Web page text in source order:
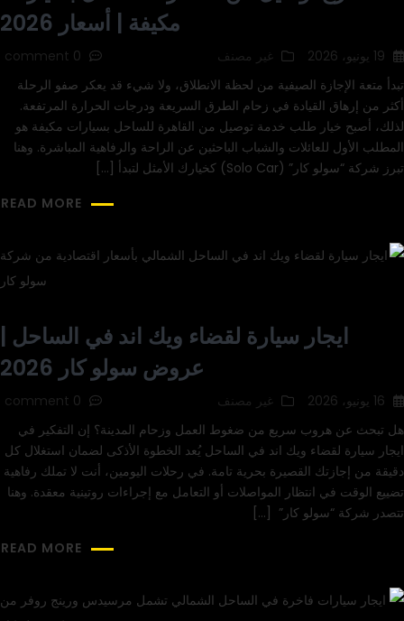
مكيفة | أسعار 2026
19 يونيو، 2026 غير مصنف
0 comment
تبدأ متعة الإجازة الصيفية من لحظة الانطلاق، ولا شيء قد يعكر صفو الرحلة
أكثر من إرهاق القيادة في زحام الطرق السريعة ودرجات الحرارة المرتفعة.
لذلك، أصبح خيار طلب خدمة توصيل من القاهرة للساحل بسيارات مكيفة هو
المطلب الأول للعائلات والشباب الباحثين عن الراحة والرفاهية المباشرة. وهنا
تبرز شركة “سولو كار” (Solo Car) كخيارك الأمثل لتبدأ […]
READ MORE
ايجار سيارة لقضاء ويك اند في الساحل |
عروض سولو كار 2026
16 يونيو، 2026 غير مصنف
0 comment
هل تبحث عن هروب سريع من ضغوط العمل وزحام المدينة؟ إن التفكير في
ايجار سيارة لقضاء ويك اند في الساحل يُعد الخطوة الأذكى لضمان استغلال كل
دقيقة من إجازتك القصيرة بحرية تامة. في رحلات اليومين، أنت لا تملك رفاهية
تضييع الوقت في انتظار المواصلات أو التعامل مع إجراءات روتينية معقدة. وهنا
تتصدر شركة “سولو كار” […]
READ MORE